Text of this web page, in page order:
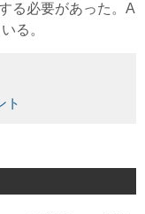
る必要があった。A
る。
ト